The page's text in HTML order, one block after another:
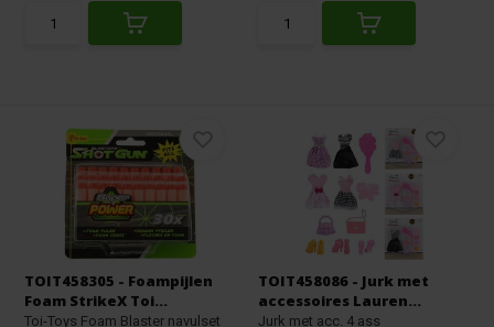
TOIT458305 - Foampijlen
Foam StrikeX Toi...
Toi-Toys Foam Blaster navulset
TOIT458086 - Jurk met
accessoires Lauren...
Jurk met acc. 4 ass